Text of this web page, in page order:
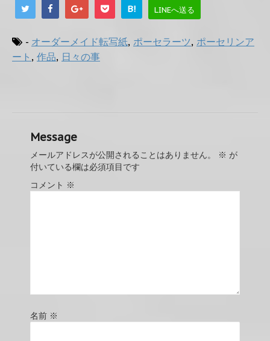
B! LINEへ送る
- オーダーメイド転写紙, ポーセラーツ, ポーセリンア
ート , 作品, 日々の事
Message
メールアドレスが公開されることはありません。 ※ が
付いている欄は必須項目です
コメント ※
名前 ※